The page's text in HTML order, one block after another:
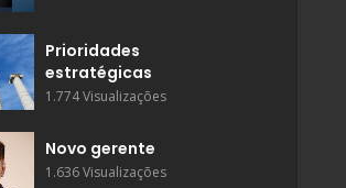
Prioridades
estratégicas
1.774 Visualizações
Novo gerente
1.636 Visualizações